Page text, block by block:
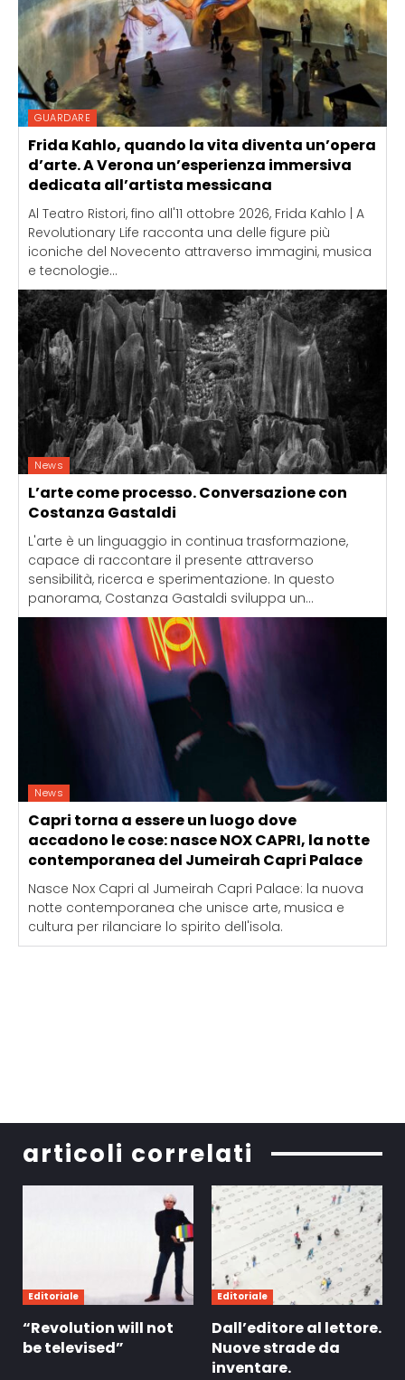
GUARDARE
Frida Kahlo, quando la vita diventa un’opera
d’arte. A Verona un’esperienza immersiva
dedicata all’artista messicana
Al Teatro Ristori, fino all'11 ottobre 2026, Frida Kahlo | A
Revolutionary Life racconta una delle figure più
iconiche del Novecento attraverso immagini, musica
e tecnologie...
News
L’arte come processo. Conversazione con
Costanza Gastaldi
L'arte è un linguaggio in continua trasformazione,
capace di raccontare il presente attraverso
sensibilità, ricerca e sperimentazione. In questo
panorama, Costanza Gastaldi sviluppa un...
News
Capri torna a essere un luogo dove
accadono le cose: nasce NOX CAPRI, la notte
contemporanea del Jumeirah Capri Palace
Nasce Nox Capri al Jumeirah Capri Palace: la nuova
notte contemporanea che unisce arte, musica e
cultura per rilanciare lo spirito dell'isola.
articoli correlati
Editoriale
“Revolution will not
be televised”
Editoriale
Dall’editore al lettore.
Nuove strade da
inventare.